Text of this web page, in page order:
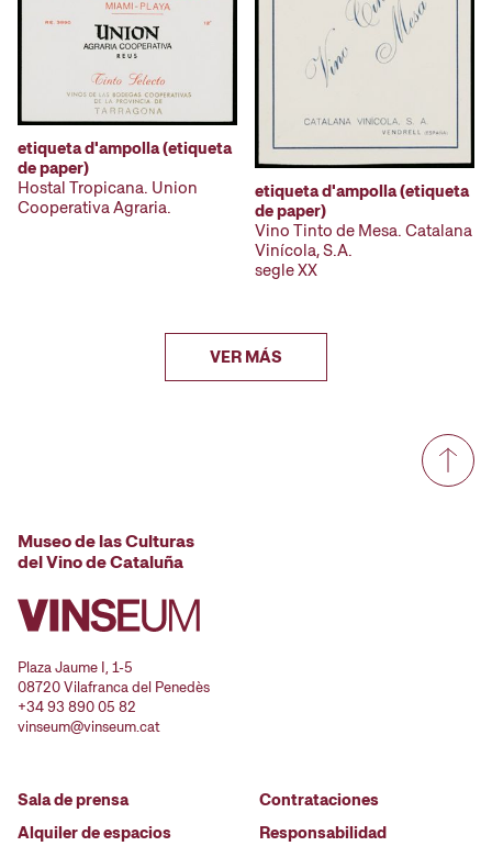
etiqueta d'ampolla (etiqueta
de paper)
Hostal Tropicana. Union
Cooperativa Agraria.
etiqueta d'ampolla (etiqueta
de paper)
Vino Tinto de Mesa. Catalana
Vinícola, S.A.
segle XX
VER MÁS
Museo de las Culturas
del Vino de Cataluña
Plaza Jaume I, 1-5
08720 Vilafranca del Penedès
+34 93 890 05 82
vinseum@vinseum.cat
Sala de prensa
Alquiler de espacios
Contrataciones
Responsabilidad